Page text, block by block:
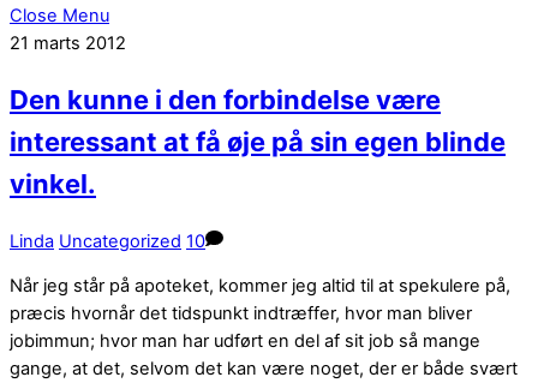
Close Menu
21 marts 2012
Den kunne i den forbindelse være
interessant at få øje på sin egen blinde
vinkel.
Linda Uncategorized 10
Når jeg står på apoteket, kommer jeg altid til at spekulere på,
præcis hvornår det tidspunkt indtræffer, hvor man bliver
jobimmun; hvor man har udført en del af sit job så mange
gange, at det, selvom det kan være noget, der er både svært